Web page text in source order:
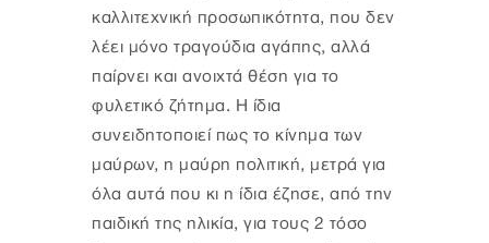
καλλιτεχνική προσωπικότητα, που δεν
λέει μόνο τραγούδια αγάπης, αλλά
παίρνει και ανοιχτά θέση για το
φυλετικό ζήτημα. Η ίδια
συνειδητοποιεί πως το κίνημα των
μαύρων, η μαύρη πολιτική, μετρά για
όλα αυτά που κι η ίδια έζησε, από την
παιδική της ηλικία, για τους 2 τόσο